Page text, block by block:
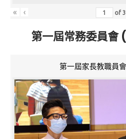
« ‹ of3
第一屆常務委員
第一屆家長教職員